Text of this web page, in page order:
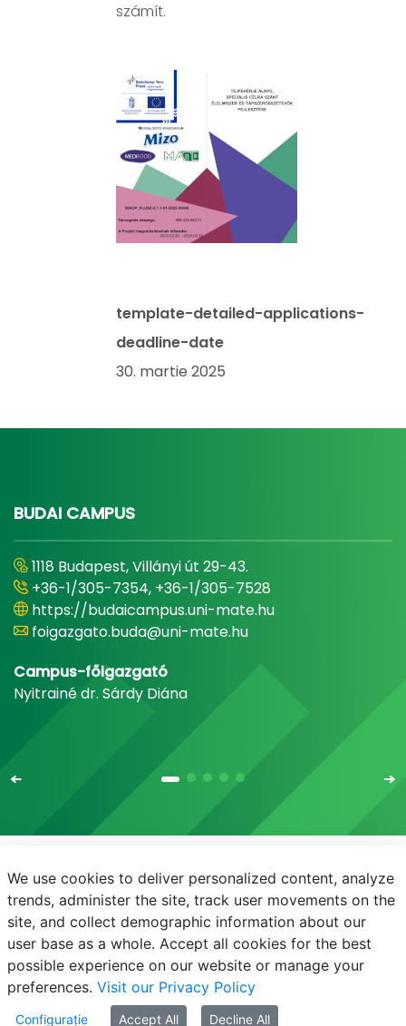
számít.
template-detailed-applications-
deadline-date
30. martie 2025
BUDAI CAMPUS
1118 Budapest, Villányi út 29-43.
+36-1/305-7354, +36-1/305-7528
https://budaicampus.uni-mate.hu
foigazgato.buda@uni-mate.hu
Campus-főigazgató
Nyitrainé dr. Sárdy Diána
E-mail Telefonkönyv NEPTUN
E-learning
Adatvédelem
We use cookies to deliver personalized content, analyze
trends, administer the site, track user movements on the
site, and collect demographic information about our
user base as a whole. Accept all cookies for the best
possible experience on our website or manage your
preferences. Visit our Privacy Policy
Configurație Accept All Decline All